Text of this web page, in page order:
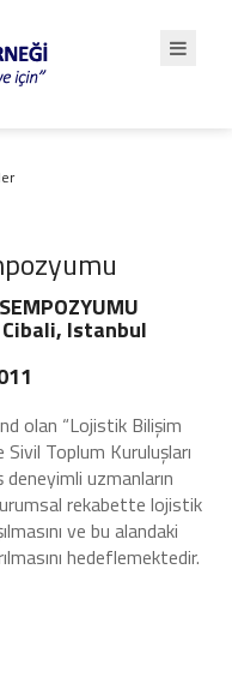
Istanbul
olan “Lojistik Bilişim
Toplum Kuruluşları
uzmanların
rekabette lojistik
ve bu alandaki
hedeflemektedir.